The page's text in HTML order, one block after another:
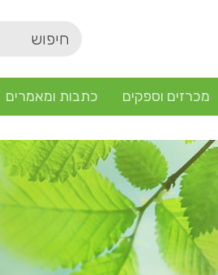
מכרזים וספקים כתבות ומאמרים